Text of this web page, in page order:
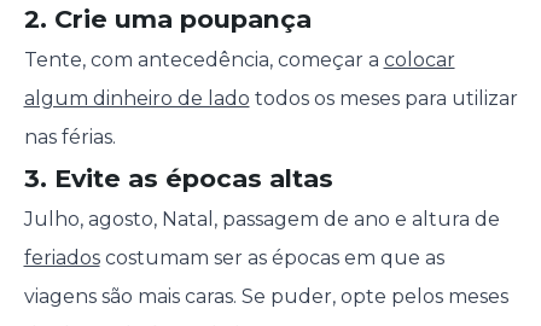
2. Crie uma poupança
Tente, com antecedência, começar a colocar
algum dinheiro de lado todos os meses para utilizar
nas férias.
3. Evite as épocas altas
Julho, agosto, Natal, passagem de ano e altura de
feriadoscostumam ser as épocas em que as
viagens são mais caras. Se puder, opte pelos meses